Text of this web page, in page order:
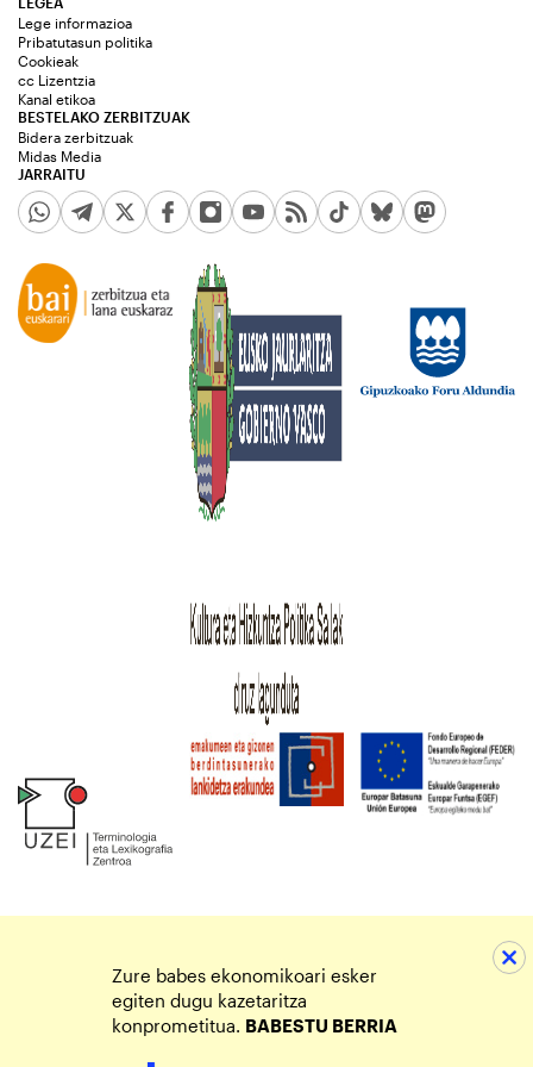
JARRAITU
Lege informazioa
Pribatutasun politika
Cookieak
cc Lizentzia
Kanal etikoa
BESTELAKO ZERBITZUAK
Bidera zerbitzuak
Midas Media
Zure babes ekonomikoari esker
egiten dugu kazetaritza
konprometitua. BABESTU BERRIA